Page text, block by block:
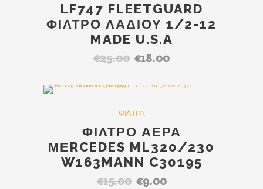
LF747 FLEETGUARD
ΦΙΛΤΡΟ ΛΑΔΙΟΥ 1/2-12
MADE U.S.A
€25.00 Original
was:
€18.00Η
τιμή
ΦIΛTPA
ΦΙΛΤΡΟ ΑΕΡΑ
ΜΕRCEDES ML320/230
W163MANN C30195
€15.00 Original
€9.00Η